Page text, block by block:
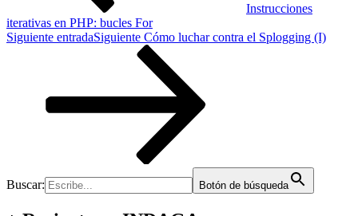
Instrucciones
iterativas en PHP: bucles For
Siguiente entradaSiguiente Cómo luchar contra el Splogging (I)
Buscar: Botón de búsqueda